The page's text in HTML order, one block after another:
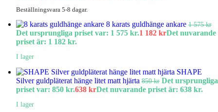
Beställningsvara 5-8 dagar.
8 karats guldhänge ankare 1 575kr
Det ursprungliga priset var: 1 575 kr.1 182 krDet nuvarande
priset är: 1 182 kr.
I lager
SHAPE
Silver guldpläterat hänge litet matt hjärta 850kr Det ursprungliga
priset var: 850 kr.638 krDet nuvarande priset är: 638 kr.
I lager